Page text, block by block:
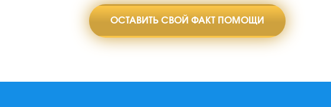
ОСТАВИТЬ СВОЙ ФАКТ ПОМОЩИ